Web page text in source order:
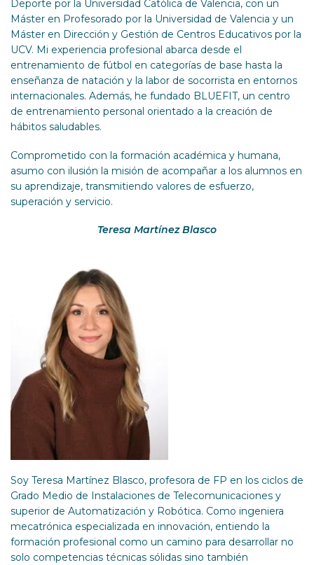
Deporte por la Universidad Católica de Valencia, con un
Máster en Profesorado por la Universidad de Valencia y un
Máster en Dirección y Gestión de Centros Educativos por la
UCV. Mi experiencia profesional abarca desde el
entrenamiento de fútbol en categorías de base hasta la
enseñanza de natación y la labor de socorrista en entornos
internacionales. Además, he fundado BLUEFIT, un centro
de entrenamiento personal orientado a la creación de
hábitos saludables.
Comprometido con la formación académica y humana,
asumo con ilusión la misión de acompañar a los alumnos en
su aprendizaje, transmitiendo valores de esfuerzo,
superación y servicio.
Teresa MartínezBlasco
Soy Teresa Martínez Blasco, profesora de FP en los ciclos de
Grado Medio de Instalaciones de Telecomunicaciones y
superior de Automatización y Robótica. Como ingeniera
mecatrónica especializada en innovación, entiendo la
formación profesional como un camino para desarrollar no
solo competencias técnicas sólidas sino también